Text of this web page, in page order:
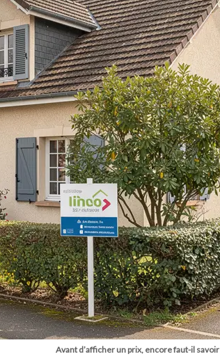
Avant d’afficher un prix, encore faut-il